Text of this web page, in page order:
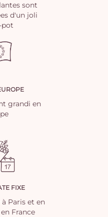
sont
d'un joli
pot
grandi en
FIXE
Paris et en
France